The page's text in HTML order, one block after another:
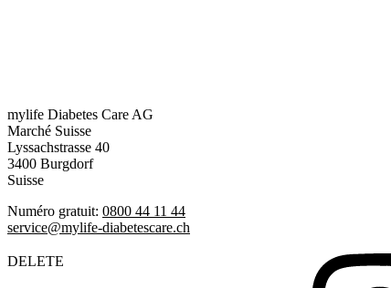
mylife Diabetes Care AG
Marché Suisse
Lyssachstrasse 40
3400 Burgdorf
Suisse
Numéro gratuit: 0800 44 11 44
service@mylife-diabetescare.ch
DELETE